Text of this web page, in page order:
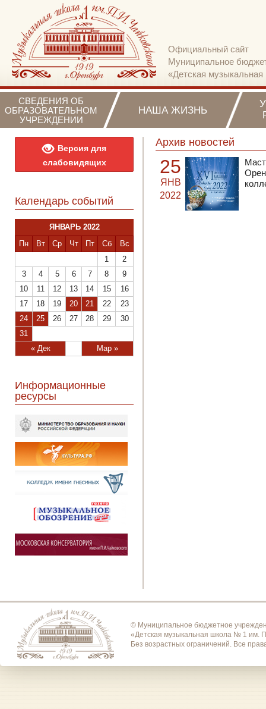
Официальный сайт
Муниципальное
«Детская
СВЕДЕНИЯ ОБ
ОБРАЗОВАТЕЛЬНОМ
УЧРЕЖДЕНИИ
НАША ЖИЗНЬ
Версия для
слабовидящих
Календарь событий
ЯНВАРЬ 2022
Пн
Вт Ср Чт Пт Сб Вс
« Дек Мар »
1
2
3
4 5 6 7 8
9
10
11 12 13 14 15
16
17
18 19 20 21 22
23
24
25 26 27 28 29
30
31
Информационные
ресурсы
Архив новостей
25
ЯНВ
2022
© Муниципальное бюджетное
«Детская музыкальная школа № 1 им.
Без возрастных ограничений. Все